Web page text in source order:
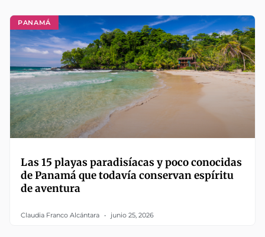
PANAMÁ
Las 15 playas paradisíacas y poco conocidas
de Panamá que todavía conservan espíritu
de aventura
Claudia Franco Alcántara junio 25, 2026